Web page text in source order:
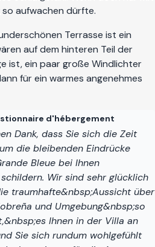
piscine pour enfants, un court
la colline se trouve également
Monte de Los Almendros
exclusives de la Costa Tropical
serein pour se détendre et
traditionnel de La Caleta se
des bars authentiques servant
un accès à des plages et criques
avec ses magasins,
variété de bars se trouve à dix
principale est à quelques
grande variété de restaurants et
so aufwachen dürfte.
Terrasse ist ein
auf dem hinteren Teil der
ist, ein paar große Windlichter
für ein warmes angenehmes
d'hébergement
Dank, dass Sie sich die Zeit
die bleibenden Eindrücke
Bleue bei Ihnen
Wir sind sehr glücklich
traumhafte&nbsp;Aussicht über
und Umgebung&nbsp;so
Ihnen in der Villa an
Sie sich rundum wohlgefühlt